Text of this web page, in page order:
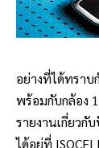
อย่างที่ได้ทราบ
พร้อมกับกล้อง
รายงานเกี่ยวกั
ได้อยู่ที่